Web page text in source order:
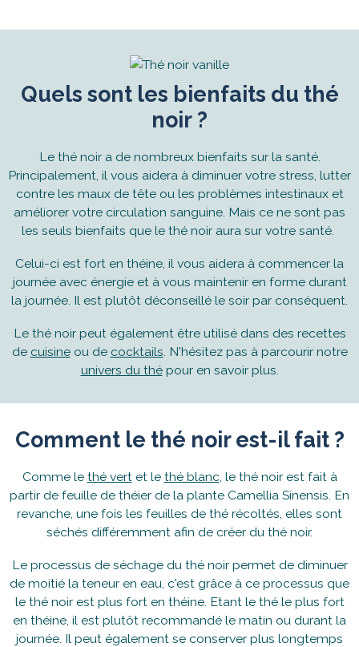
Quels sont les bienfaits du thé
noir ?
Le thé noir a de nombreux bienfaits sur la santé.
Principalement, il vous aidera à diminuer votre stress, lutter
contre les maux de tête ou les problèmes intestinaux et
améliorer votre circulation sanguine. Mais ce ne sont pas
les seuls bienfaits que le thé noir aura sur votre santé.
Celui-ci est fort en théine, il vous aidera à commencer la
journée avec énergie et à vous maintenir en forme durant
la journée. Il est plutôt déconseillé le soir par conséquent.
Le thé noir peut également être utilisé dans des recettes
de cuisineou de cocktails . N'hésitez pas à parcourir notre
univers du thépour en savoir plus.
Comment le thé noir est-il fait ?
Comme le thé vert et le thé blanc, le thé noir est fait à
partir de feuille de théier de la plante Camellia Sinensis. En
revanche, une fois les feuilles de thé récoltés, elles sont
séchés différemment afin de créer du thé noir.
Le processus de séchage du thé noir permet de diminuer
de moitié la teneur en eau, c'est grâce à ce processus que
le thé noir est plus fort en théine. Etant le thé le plus fort
en théine, il est plutôt recommandé le matin ou durant la
journée. Il peut également se conserver plus longtemps